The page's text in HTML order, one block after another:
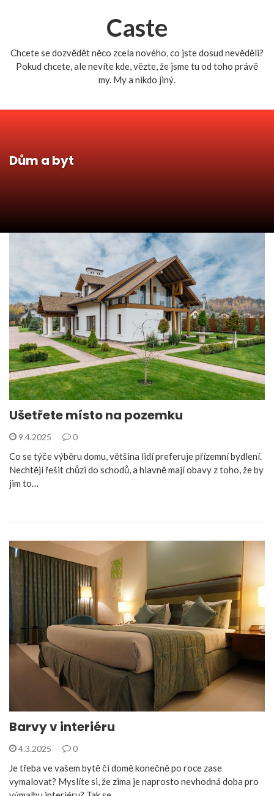
Caste
Chcete se dozvědět něco zcela nového, co jste dosud nevěděli?
Pokud chcete, ale nevíte kde, vězte, že jsme tu od toho právě
my. My a nikdo jiný.
Dům a byt
Ušetřete místo na pozemku
9.4.2025 0
Co se týče výběru domu, většina lidí preferuje přízemní bydlení.
Nechtějí řešit chůzi do schodů, a hlavně mají obavy z toho, že by
jim to…
Barvy v interiéru
4.3.2025 0
Je třeba ve vašem bytě či domě konečně po roce zase
vymalovat? Myslíte si, že zima je naprosto nevhodná doba pro